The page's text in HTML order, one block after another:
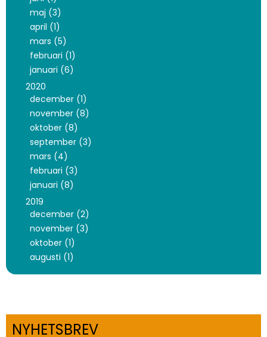
maj (3)
april (1)
mars (5)
februari (1)
januari (6)
2020
december (1)
november (8)
oktober (8)
september (3)
mars (4)
februari (3)
januari (8)
2019
december (2)
november (3)
oktober (1)
augusti (1)
NYHETSBREV